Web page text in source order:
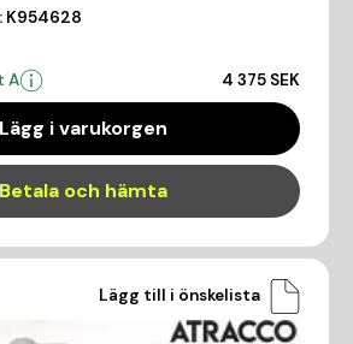
K954628
A 4 375 SEK
Lägg i varukorgen
Betala och hämta
Lägg till i önskelista